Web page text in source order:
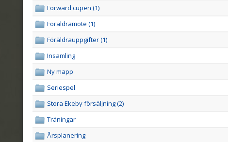
Forward cupen (1)
Föräldramöte (1)
Föräldrauppgifter (1)
Insamling
Ny mapp
Seriespel
Stora Ekeby försäljning (2)
Träningar
Årsplanering